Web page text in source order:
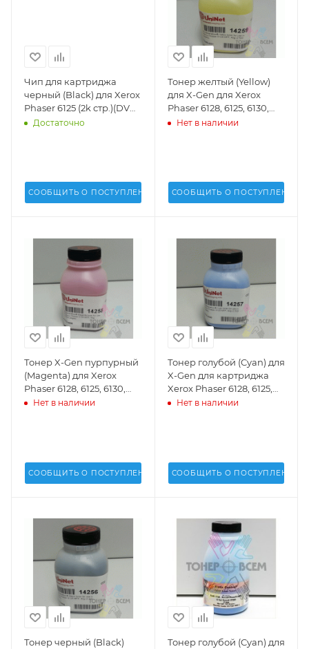
Чип для картриджа
черный (Black) для Xerox
Phaser 6125 (2k стр.)(DV
Inc.) -
Достаточно
СООБЩИТЬ О ПОСТУПЛЕНИИ
Тонер желтый (Yellow)
для X-Gen для Xerox
Phaser 6128, 6125, 6130,
6140 MFP (2.5k стр.)(40 г.)
Нет в наличии
СООБЩИТЬ О ПОСТУПЛЕНИИ
Тонер X-Gen пурпурный
(Magenta) для Xerox
Phaser 6128, 6125, 6130,
6140 MFP (2.5k стр.)(40 г.)
Нет в наличии
СООБЩИТЬ О ПОСТУПЛЕНИИ
Тонер голубой (Cyan) для
X-Gen для картриджа
Xerox Phaser 6128, 6125,
6130, 6140 MFP (2.5k стр.)
Нет в наличии
СООБЩИТЬ О ПОСТУПЛЕНИИ
Тонер черный (Black)
Тонер голубой (Cyan) для